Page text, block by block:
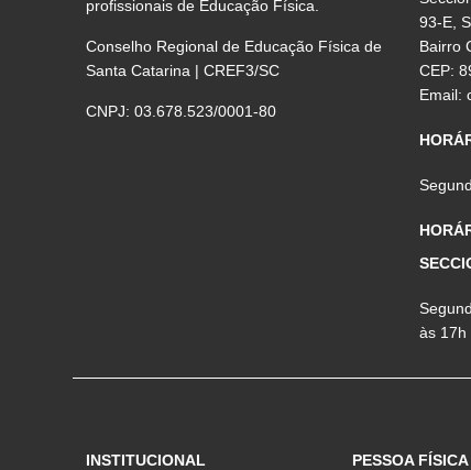
profissionais de Educação Física.
Conselho Regional de Educação Física de
Santa Catarina | CREF3/SC
CNPJ: 03.678.523/0001-80
93-E,
Bairro
CEP:
Email:
às 17h
INSTITUCIONAL PESSOA FÍSICA